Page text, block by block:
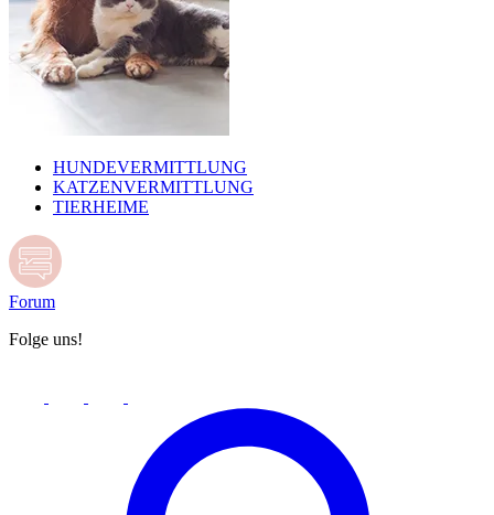
HUNDEVERMITTLUNG
KATZENVERMITTLUNG
TIERHEIME
Forum
Folge uns!